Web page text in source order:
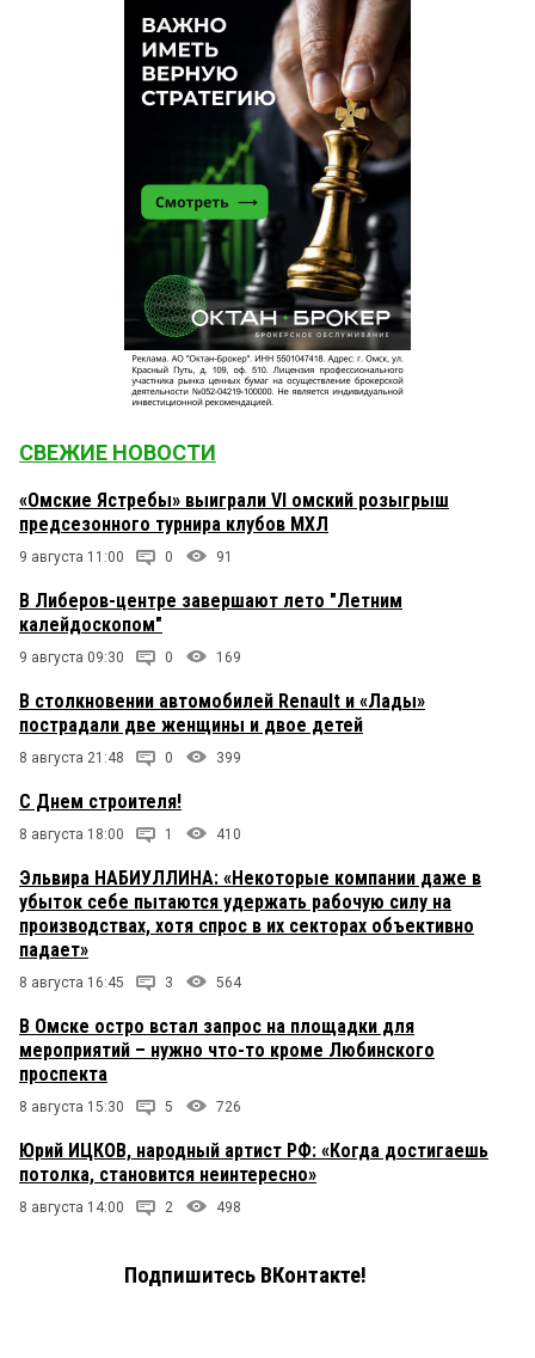
СВЕЖИЕ НОВОСТИ
«Омские Ястребы» выиграли VI омский розыгрыш
предсезонного турнира клубов МХЛ
9 августа 11:00 0 91
В Либеров-центре завершают лето "Летним
калейдоскопом"
9 августа 09:30 0 169
В столкновении автомобилей Renault и «Лады»
пострадали две женщины и двое детей
8 августа 21:48 0 399
С Днем строителя!
8 августа 18:00 1 410
Эльвира НАБИУЛЛИНА: «Некоторые компании даже в
убыток себе пытаются удержать рабочую силу на
производствах, хотя спрос в их секторах объективно
падает»
8 августа 16:45 3 564
В Омске остро встал запрос на площадки для
мероприятий – нужно что-то кроме Любинского
проспекта
8 августа 15:30 5 726
Юрий ИЦКОВ, народный артист РФ: «Когда достигаешь
потолка, становится неинтересно»
8 августа 14:00 2 498
Подпишитесь ВКонтакте!